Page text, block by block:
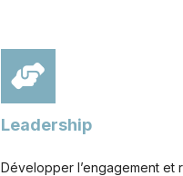
Leadership
Développer l’engagement et